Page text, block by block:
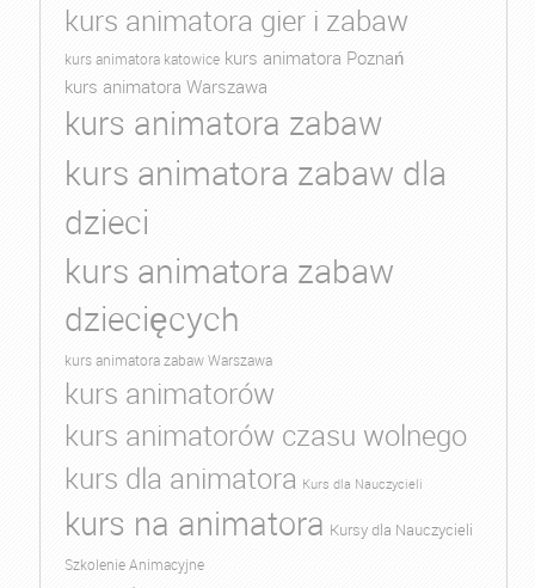
kurs animatora gier i zabaw
kurs animatora katowice kurs animatora Poznań
kurs animatora Warszawa
kurs animatora zabaw
kurs animatora zabaw dla
dzieci
kurs animatora zabaw
dziecięcych
kurs animatora zabaw Warszawa
kurs animatorów
kurs animatorów czasu wolnego
kurs dla animatora Kurs dla Nauczycieli
kurs na animatora Kursy dla Nauczycieli
Szkolenie Animacyjne